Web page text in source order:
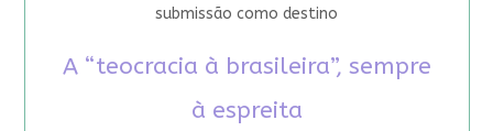
submissão como destino
A “teocracia à brasileira”, sempre
à espreita